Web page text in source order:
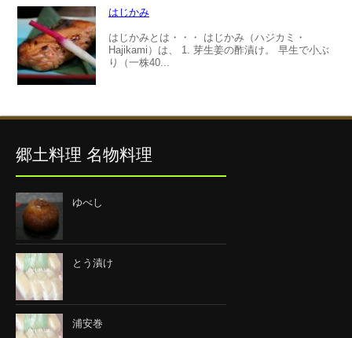
はじかみ
はじかみとは・・・ はじかみ（ハジカミ・
Hajikami）は、 1. 芽生姜の酢漬け。 早生で小ぶ
り（一株40...
郷土料理 名物料理
ゆべし
とう漬け
浦安巻